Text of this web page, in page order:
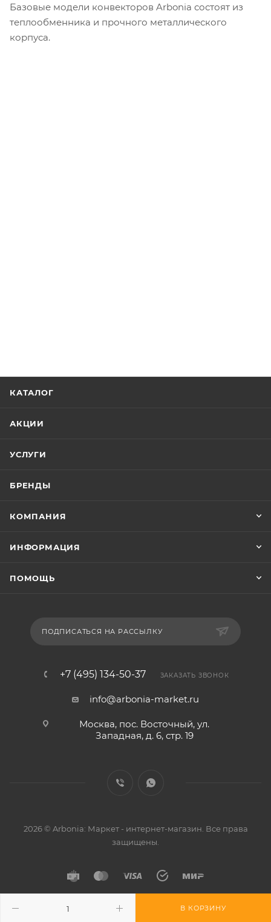
В КОРЗИНУ
Базовые модели конвекторов Arbonia состоят из
теплообменника и прочного металлического
корпуса.
КАТАЛОГ
АКЦИИ
УСЛУГИ
БРЕНДЫ
КОМПАНИЯ
ИНФОРМАЦИЯ
ПОМОЩЬ
ПОДПИСАТЬСЯ НА РАССЫЛКУ
+7 (495) 134-50-37 ЗАКАЗАТЬ ЗВОНОК
info@arbonia-market.ru
Москва, пос. Восточный, ул.
Западная, д. 6, стр. 19
2026 © Arbonia: Маркет - интернет-магазин. Все права
защищены.